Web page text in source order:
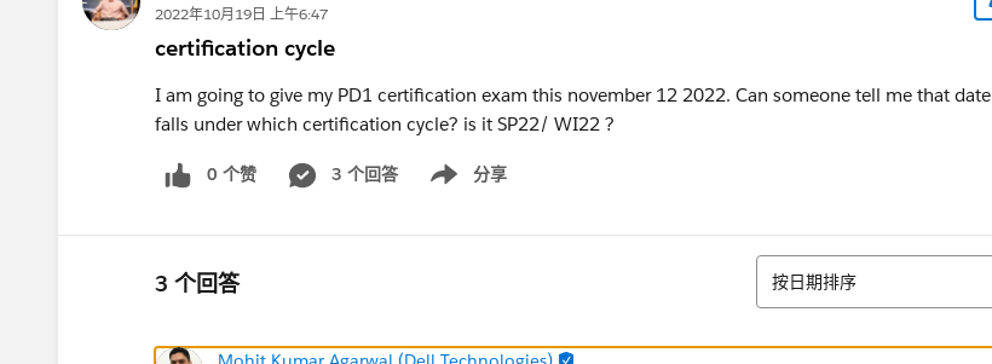
2022年10月19日 上午6:47
certification cycle
I am going to give my PD1 certification exam this november 12 2022. Can someone tell me that date
falls under which certification cycle? is it SP22/ WI22 ?
0 个赞 3 个回答 分享
Show menu
3 个回答 排序
按日期排序